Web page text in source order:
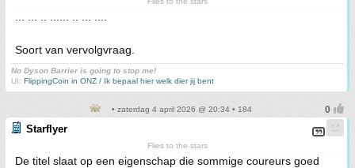
Soort van vervolgvraag.
No Dyson Barrier is going to stop me!
UI: FlippingCoin in ONZ / Ik bepaal hier welk dier jij bent
• zaterdag 4 april 2026 @ 20:34 • 184
Starflyer
Flies to the stars
De titel slaat op een eigenschap die sommige coureurs goed